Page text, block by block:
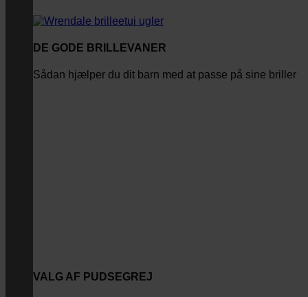
DE GODE BRILLEVANER
Sådan hjælper du dit barn med at passe på sine briller
VALG AF PUDSEGREJ